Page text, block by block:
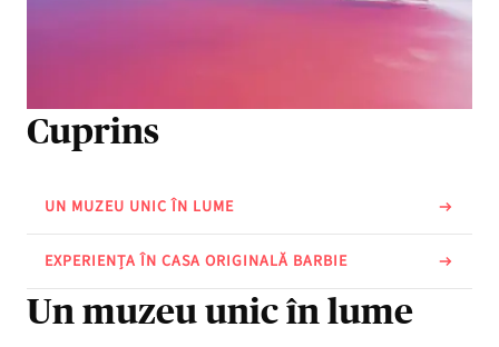
Cuprins
UN MUZEU UNIC ÎN LUME
EXPERIENȚA ÎN CASA ORIGINALĂ BARBIE
Un muzeu unic în lume